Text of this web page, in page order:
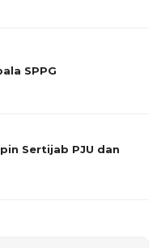
SPPG
Sertijab PJU dan